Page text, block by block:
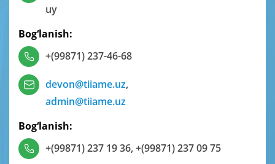
uy
Bog‘lanish:
+(99871) 237-46-68
devon@tiiame.uz,
admin@tiiame.uz
Bog‘lanish:
+(99871) 237 19 36,+(99871) 237 09 75